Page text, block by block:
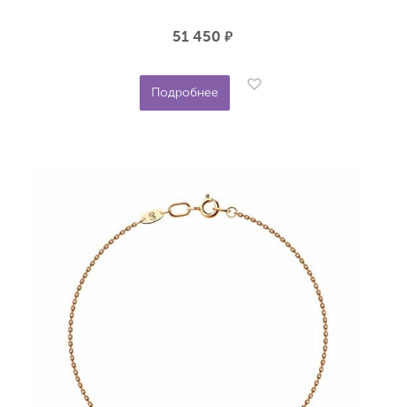
51 450 р.
Подробнее